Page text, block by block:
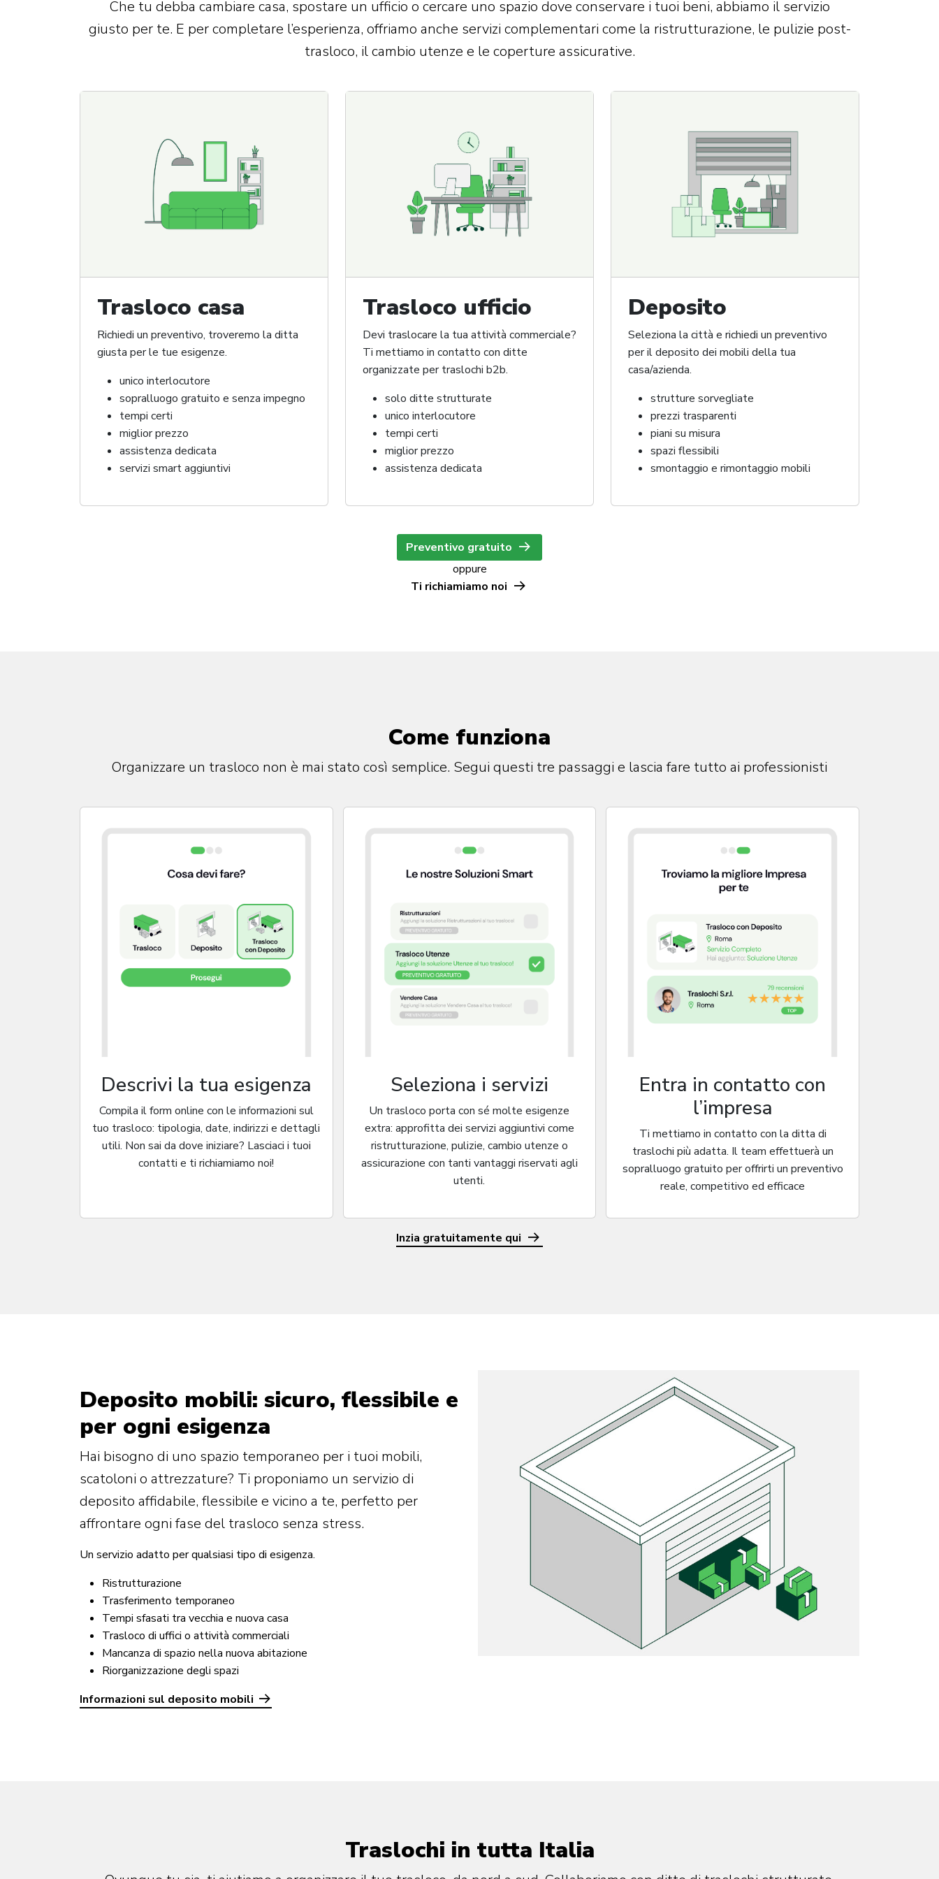
Che tu debba cambiare casa, spostare un ufficio o cercare uno spazio dove conservare i tuoi beni, abbiamo il servizio
giusto per te. E per completare l’esperienza, offriamo anche servizi complementari come la ristrutturazione, le pulizie post-
trasloco, il cambio utenze e le coperture assicurative.
Trasloco casa
Richiedi un preventivo, troveremo la ditta
giusta per le tue esigenze.
unico interlocutore
sopralluogo gratuito e senza impegno
tempi certi
miglior prezzo
assistenza dedicata
servizi smart aggiuntivi
Trasloco ufficio
Devi traslocare la tua attività commerciale?
Ti mettiamo in contatto con ditte
organizzate per traslochi b2b.
solo ditte strutturate
unico interlocutore
tempi certi
miglior prezzo
assistenza dedicata
Deposito
Seleziona la città e richiedi un preventivo
per il deposito dei mobili della tua
casa/azienda.
strutture sorvegliate
prezzi trasparenti
piani su misura
spazi flessibili
smontaggio e rimontaggio mobili
Preventivo gratuito
oppure
Ti richiamiamo noi
Come funziona
Organizzare un trasloco non è mai stato così semplice. Segui questi tre passaggi e lascia fare tutto ai professionisti
Descrivi la tua esigenza
Compila il form online con le informazioni sul
tuo trasloco: tipologia, date, indirizzi e dettagli
utili. Non sai da dove iniziare? Lasciaci i tuoi
contatti e ti richiamiamo noi!
Seleziona i servizi
Un trasloco porta con sé molte esigenze
extra: approfitta dei servizi aggiuntivi come
ristrutturazione, pulizie, cambio utenze o
assicurazione con tanti vantaggi riservati agli
utenti.
Entra in contatto con
l’impresa
Ti mettiamo in contatto con la ditta di
traslochi più adatta. Il team effettuerà un
sopralluogo gratuito per offrirti un preventivo
reale, competitivo ed efficace
Inzia gratuitamente qui
Deposito mobili: sicuro, flessibile e
per ogni esigenza
Hai bisogno di uno spazio temporaneo per i tuoi mobili,
scatoloni o attrezzature? Ti proponiamo un servizio di
deposito affidabile, flessibile e vicino a te, perfetto per
affrontare ogni fase del trasloco senza stress.
Un servizio adatto per qualsiasi tipo di esigenza.
Ristrutturazione
Trasferimento temporaneo
Tempi sfasati tra vecchia e nuova casa
Trasloco di uffici o attività commerciali
Mancanza di spazio nella nuova abitazione
Riorganizzazione degli spazi
Informazioni sul deposito mobili
Traslochi in tutta Italia